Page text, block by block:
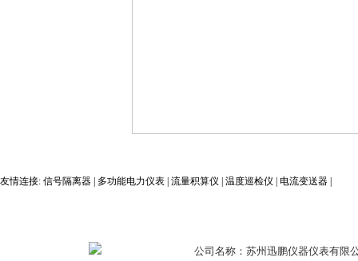
友情连接: 信号隔离器 多功能电力仪表 流量积算仪 温度巡检仪 电流变送器
公司名称：苏州迅鹏仪器仪表有限